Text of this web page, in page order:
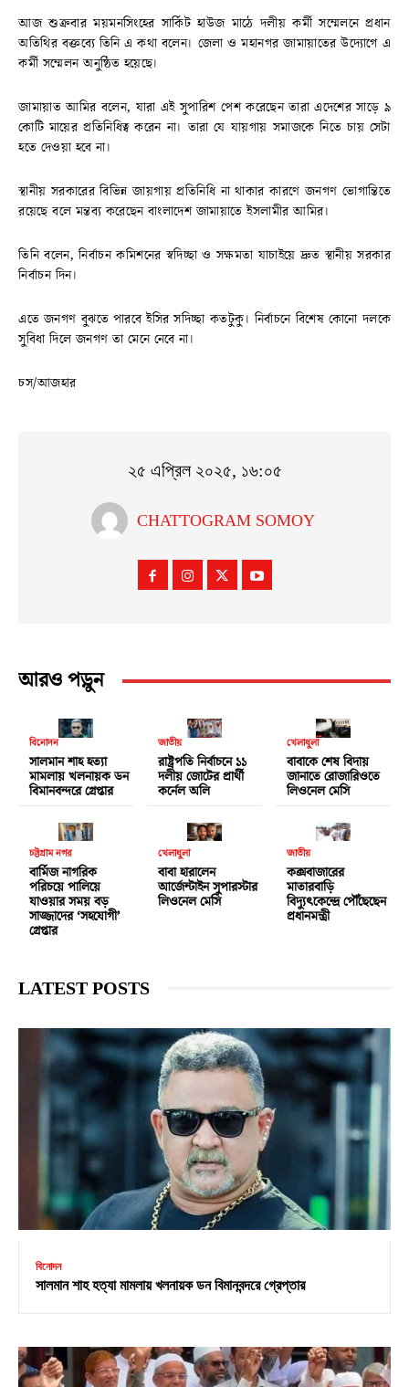
আজ শুক্রবার ময়মনসিংহের সার্কিট হাউজ মাঠে দলীয় কর্মী সম্মেলনে প্রধান
অতিথির বক্তব্যে তিনি এ কথা বলেন। জেলা ও মহানগর জামায়াতের উদ্যোগে এ
কর্মী সম্মেলন অনুষ্ঠিত হয়েছে।
জামায়াত আমির বলেন, যারা এই সুপারিশ পেশ করেছেন তারা এদেশের সাড়ে ৯
কোটি মায়ের প্রতিনিধিত্ব করেন না। তারা যে যায়গায় সমাজকে নিতে চায় সেটা
হতে দেওয়া হবে না।
স্থানীয় সরকারের বিভিন্ন জায়গায় প্রতিনিধি না থাকার কারণে জনগণ ভোগান্তিতে
রয়েছে বলে মন্তব্য করেছেন বাংলাদেশ জামায়াতে ইসলামীর আমির।
তিনি বলেন, নির্বাচন কমিশনের স্বদিচ্ছা ও সক্ষমতা যাচাইয়ে দ্রুত স্থানীয় সরকার
নির্বাচন দিন।
এতে জনগণ বুঝতে পারবে ইসির সদিচ্ছা কতটুকু। নির্বাচনে বিশেষ কোনো দলকে
সুবিধা দিলে জনগণ তা মেনে নেবে না।
চস/আজহার
২৫ এপ্রিল ২০২৫, ১৬:০৫
CHATTOGRAM SOMOY
আরও পড়ুন
বিনোদন
সালমান শাহ হত্যা
মামলায় খলনায়ক ডন
বিমানবন্দরে গ্রেপ্তার
জাতীয়
রাষ্ট্রপতি নির্বাচনে ১১
দলীয় জোটের প্রার্থী
কর্নেল অলি
খেলাধুলা
বাবাকে শেষ বিদায়
জানাতে রোজারিওতে
লিওনেল মেসি
চট্টগ্রাম নগর
বার্মিজ নাগরিক
পরিচয়ে পালিয়ে
যাওয়ার সময় বড়
সাজ্জাদের ‘সহযোগী’
গ্রেপ্তার
খেলাধুলা
বাবা হারালেন
আর্জেন্টাইন সুপারস্টার
লিওনেল মেসি
জাতীয়
কক্সবাজারের
মাতারবাড়ি
বিদ্যুৎকেন্দ্রে পৌঁছেছেন
প্রধানমন্ত্রী
LATEST POSTS
বিনোদন
সালমান শাহ হত্যা মামলায় খলনায়ক ডন বিমানবন্দরে গ্রেপ্তার